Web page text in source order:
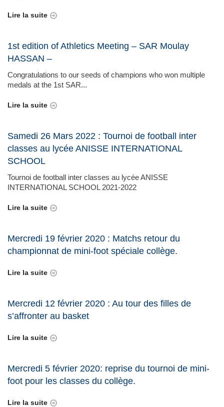
Lire la suite
1st edition of Athletics Meeting – SAR Moulay
HASSAN –
Congratulations to our seeds of champions who won multiple
medals at the 1st SAR...
Lire la suite
Samedi 26 Mars 2022 : Tournoi de football inter
classes au lycée ANISSE INTERNATIONAL
SCHOOL
Tournoi de football inter classes au lycée ANISSE
INTERNATIONAL SCHOOL 2021-2022
Lire la suite
Mercredi 19 février 2020 : Matchs retour du
championnat de mini-foot spéciale collège.
Lire la suite
Mercredi 12 février 2020 : Au tour des filles de
s’affronter au basket
Lire la suite
Mercredi 5 février 2020: reprise du tournoi de mini-
foot pour les classes du collège.
Lire la suite